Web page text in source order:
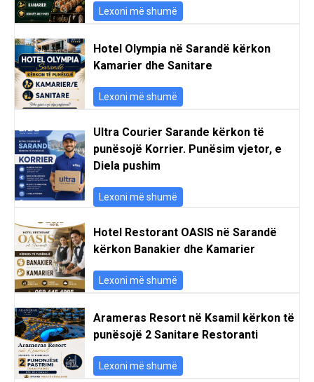
Lexoni më shumë
Hotel Olympia në Sarandë kërkon
Kamarier dhe Sanitare
Lexoni më shumë
Ultra Courier Sarande kërkon të
punësojë Korrier. Punësim vjetor, e
Diela pushim
Lexoni më shumë
Hotel Restorant OASIS në Sarandë
kërkon Banakier dhe Kamarier
Lexoni më shumë
Arameras Resort në Ksamil kërkon të
punësojë 2 Sanitare Restoranti
Lexoni më shumë